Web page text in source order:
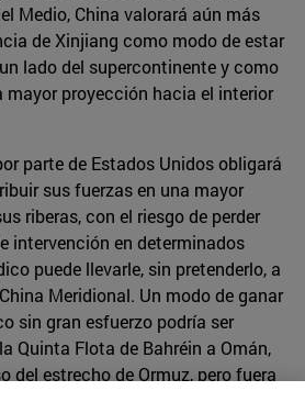
Medio, China valorará aún más
de Xinjiang como modo de estar
lado del supercontinente y como
proyección hacia el interior
parte de Estados Unidos obligará
sus fuerzas en una mayor
riberas, con el riesgo de perder
intervención en determinados
puede llevarle, sin pretenderlo, a
Meridional. Un modo de ganar
sin gran esfuerzo podría ser
Quinta Flota de Bahréin a Omán,
del estrecho de Ormuz, pero fuera